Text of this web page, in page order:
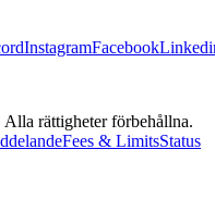
InstagramFacebook
rättigheter förbehållna.
Fees & LimitsStatus